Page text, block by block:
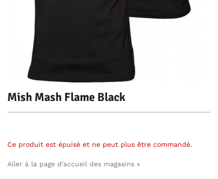
Mish Mash Flame Black
Ce produit est épuisé et ne peut plus être commandé.
Aller à la page d'accueil des magasins »